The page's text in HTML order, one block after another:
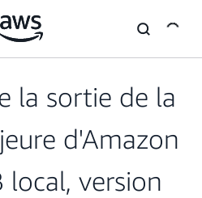
la sortie de la
d'Amazon
local, version